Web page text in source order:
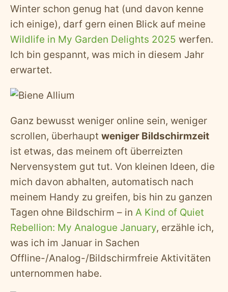
Winter schon genug hat (und davon kenne
ich einige), darf gern einen Blick auf meine
Wildlife in My Garden Delights 2025 werfen.
Ich bin gespannt, was mich in diesem Jahr
erwartet.
Ganz bewusst weniger online sein, weniger
scrollen, überhaupt weniger Bildschirmzeit
ist etwas, das meinem oft überreizten
Nervensystem gut tut. Von kleinen Ideen, die
mich davon abhalten, automatisch nach
meinem Handy zu greifen, bis hin zu ganzen
Tagen ohne Bildschirm – in A Kind of Quiet
Rebellion: My Analogue January, erzähle ich,
was ich im Januar in Sachen
Offline-/Analog-/Bildschirmfreie Aktivitäten
unternommen habe.